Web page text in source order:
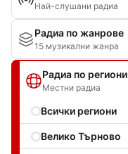
Най-слушани радиа
Радиа по жанрове
15 музикални жанра
Радиа по региони
Местни радиа
Всички региони
Велико Търново